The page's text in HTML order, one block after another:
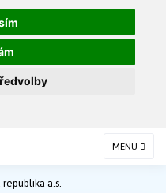
MENU
a.s.